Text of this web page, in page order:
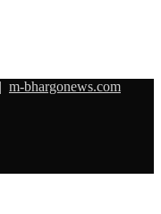
m-bhargonews.com